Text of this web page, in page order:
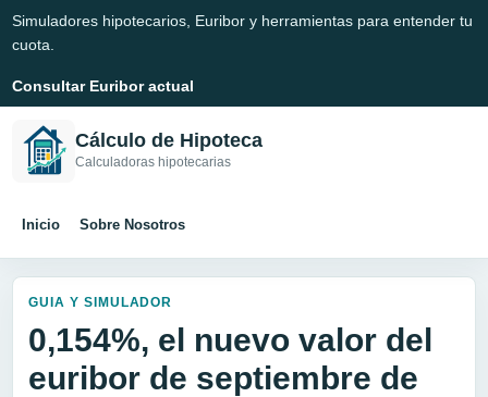
Simuladores hipotecarios, Euribor y herramientas para entender tu
cuota.
Consultar Euribor actual
Cálculo de Hipoteca
Calculadoras hipotecarias
Inicio Sobre Nosotros
GUIA Y SIMULADOR
0,154%, el nuevo valor del
euribor de septiembre de